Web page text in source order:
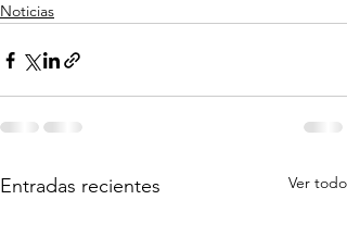
Noticias
Entradas recientes Ver todo